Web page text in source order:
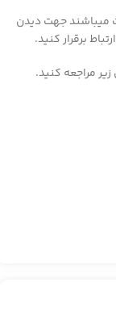
میباشند جهت دیدن
برقرار کنید.
مراجعه کنید.